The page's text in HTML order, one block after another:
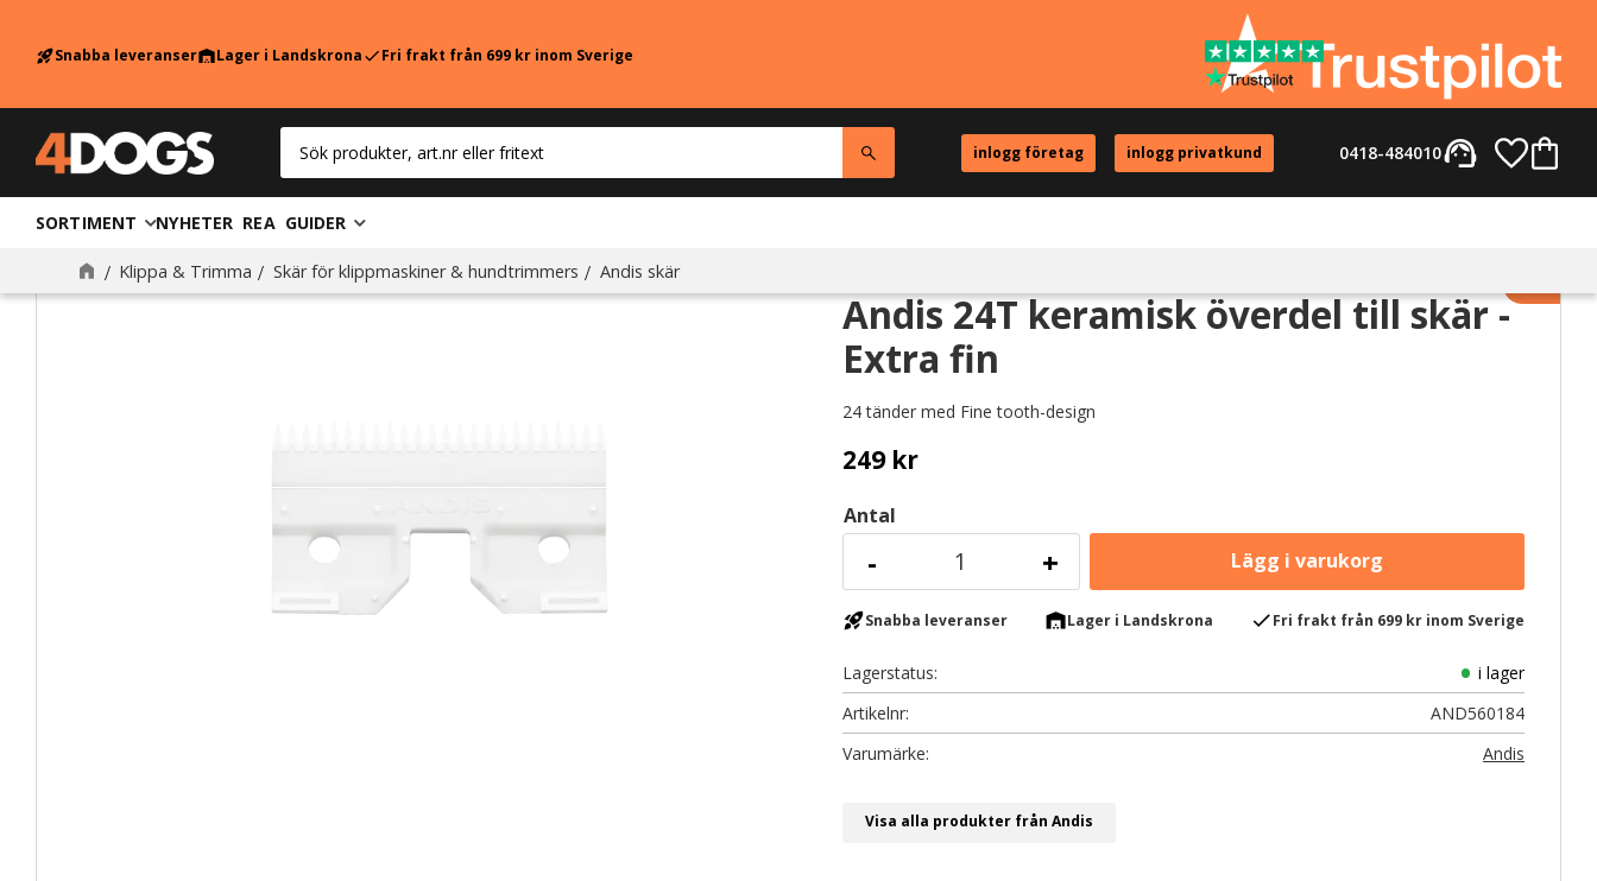
rocket_launchSnabba leveranserwarehouseLager i LandskronacheckFri frakt från 699 kr inom Sverige
inlogg företag inlogg privatkund support_agent
0418-484010
SORTIMENT NYHETER REA GUIDER
Klippa & Trimma Skär för klippmaskiner & hundtrimmers Andis skär
Andis 24T keramisk överdel till skär -
Extra fin
24 tänder med Fine tooth-design
249kr
Antal
+
-
Lägg
rocket_launchSnabba leveranser warehouseLager i Landskrona checkFri frakt från 699 kr inom Sverige
Lagerstatus
i lager
Artikelnr
AND560184
Andis
Visa alla produkter från Andis